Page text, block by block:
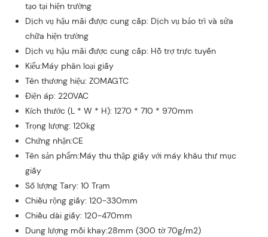
tạo tại hiện trường
Dịch vụ hậu mãi được cung cấp: Dịch vụ bảo trì và sửa
chữa hiện trường
Dịch vụ hậu mãi được cung cấp: Hỗ trợ trực tuyến
Kiểu:Máy phân loại giấy
Tên thương hiệu: ZOMAGTC
Điện áp: 220VAC
Kích thước (L * W * H): 1270 * 710 * 970mm
Trọng lượng: 120kg
Chứng nhận:CE
Tên sản phẩm:Máy thu thập giấy với máy khâu thư mục
giấy
Số lượng Tary: 10 Trạm
Chiều rộng giấy: 120-330mm
Chiều dài giấy: 120-470mm
Dung lượng mỗi khay:28mm (300 tờ 70g/m2)